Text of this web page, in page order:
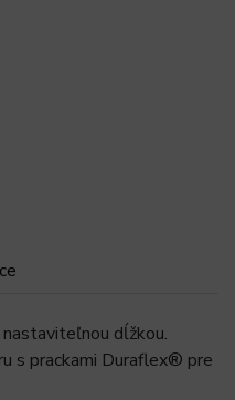
dĺžkou.
s prackami Duraflex® pre